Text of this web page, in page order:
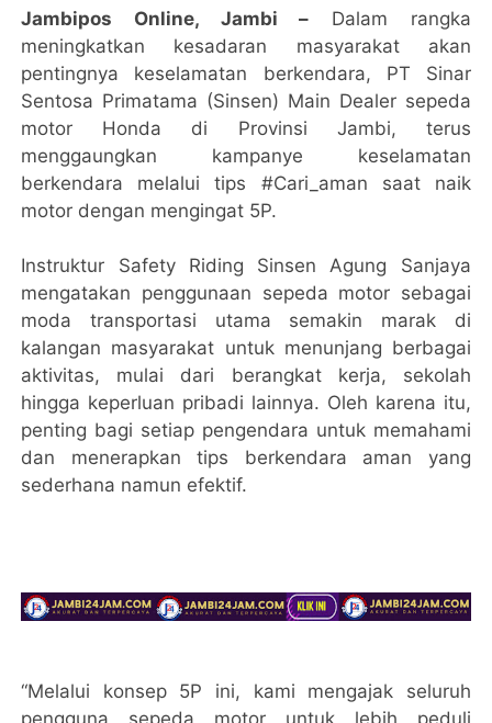
Jambipos Online, Jambi – Dalam rangka
meningkatkan kesadaran masyarakat akan
pentingnya keselamatan berkendara, PT Sinar
Sentosa Primatama (Sinsen) Main Dealer sepeda
motor Honda di Provinsi Jambi, terus
menggaungkan kampanye keselamatan
berkendara melalui tips #Cari_aman saat naik
motor dengan mengingat 5P.
Instruktur Safety Riding Sinsen Agung Sanjaya
mengatakan penggunaan sepeda motor sebagai
moda transportasi utama semakin marak di
kalangan masyarakat untuk menunjang berbagai
aktivitas, mulai dari berangkat kerja, sekolah
hingga keperluan pribadi lainnya. Oleh karena itu,
penting bagi setiap pengendara untuk memahami
dan menerapkan tips berkendara aman yang
sederhana namun efektif.
“Melalui konsep 5P ini, kami mengajak seluruh
pengguna sepeda motor untuk lebih peduli